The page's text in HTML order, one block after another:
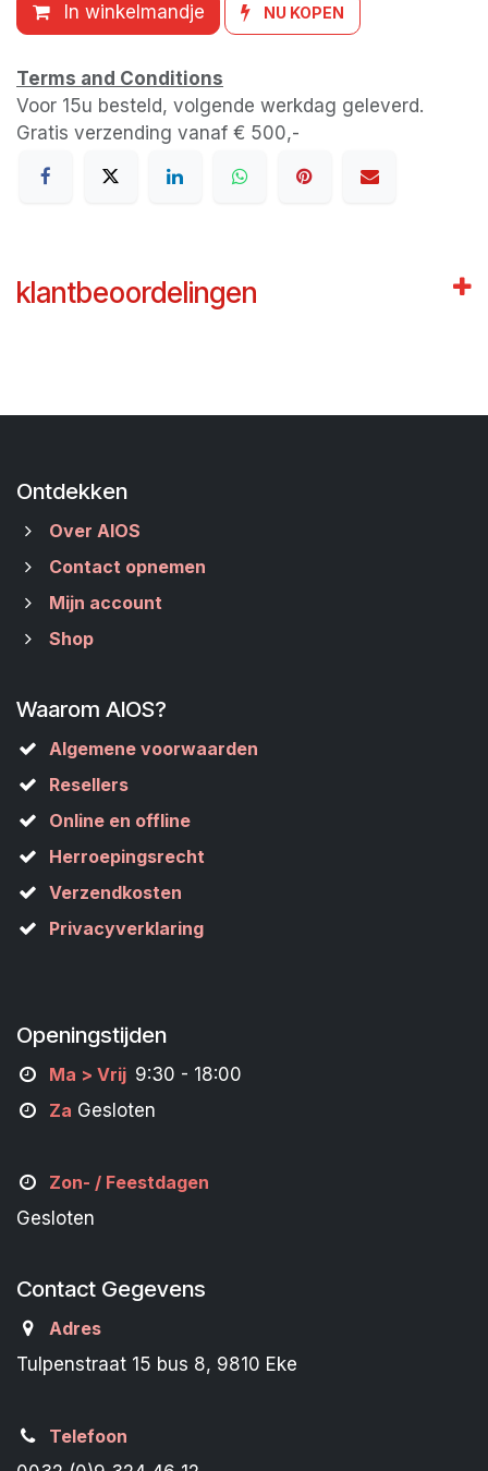
In winkelmandje NU KOPEN
Terms and Conditions
Voor 15u besteld, volgende werkdag geleverd.
Gratis verzending vanaf € 500,-
klantbeoordelingen
Ontdekken
Over AIOS
Contact opnemen
Mijn account
Shop
Waarom AIOS?
Algemene voorwaarden
Resellers
Online en offline
Herroepingsrecht
Verzendkosten
Privacyverklaring
Openingstijden
Ma > Vrij 9:30 - 18:00
Za Gesloten
Zon- / Feestdagen
Gesloten
Contact Gegevens
Adres
Tulpenstraat 15 bus 8, 9810 Eke
Telefoon